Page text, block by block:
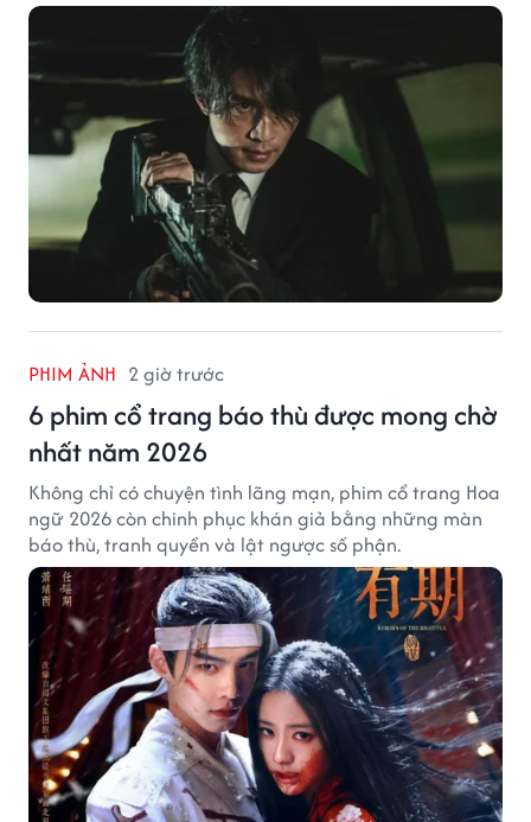
PHIM ẢNH 2 giờ trước
6 phim cổ trang báo thù được mong chờ
nhất năm 2026
Không chỉ có chuyện tình lãng mạn, phim cổ trang Hoa
ngữ 2026 còn chinh phục khán giả bằng những màn
báo thù, tranh quyền và lật ngược số phận.